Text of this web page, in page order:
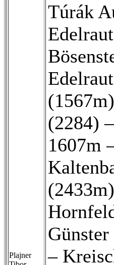
Plajner
Túrák
(2284)
1607m
–